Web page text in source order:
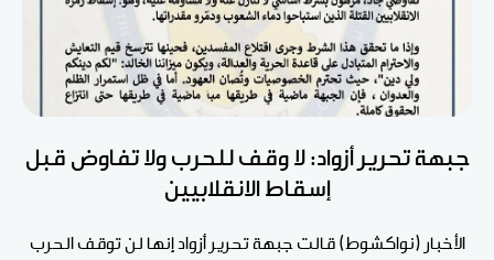
جبهة تحرير أزواد: لا وقف للحرب ولا تفاوض قبل
إسقاط الانقلابيين
الأخبار (نواكشوط) قالت جبهة تحرير أزواد إنها لن توقف الحرب